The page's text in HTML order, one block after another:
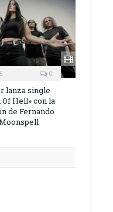
0
lanza single
Hell» con la
de Fernando